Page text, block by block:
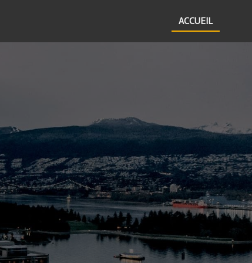
ACCUEIL